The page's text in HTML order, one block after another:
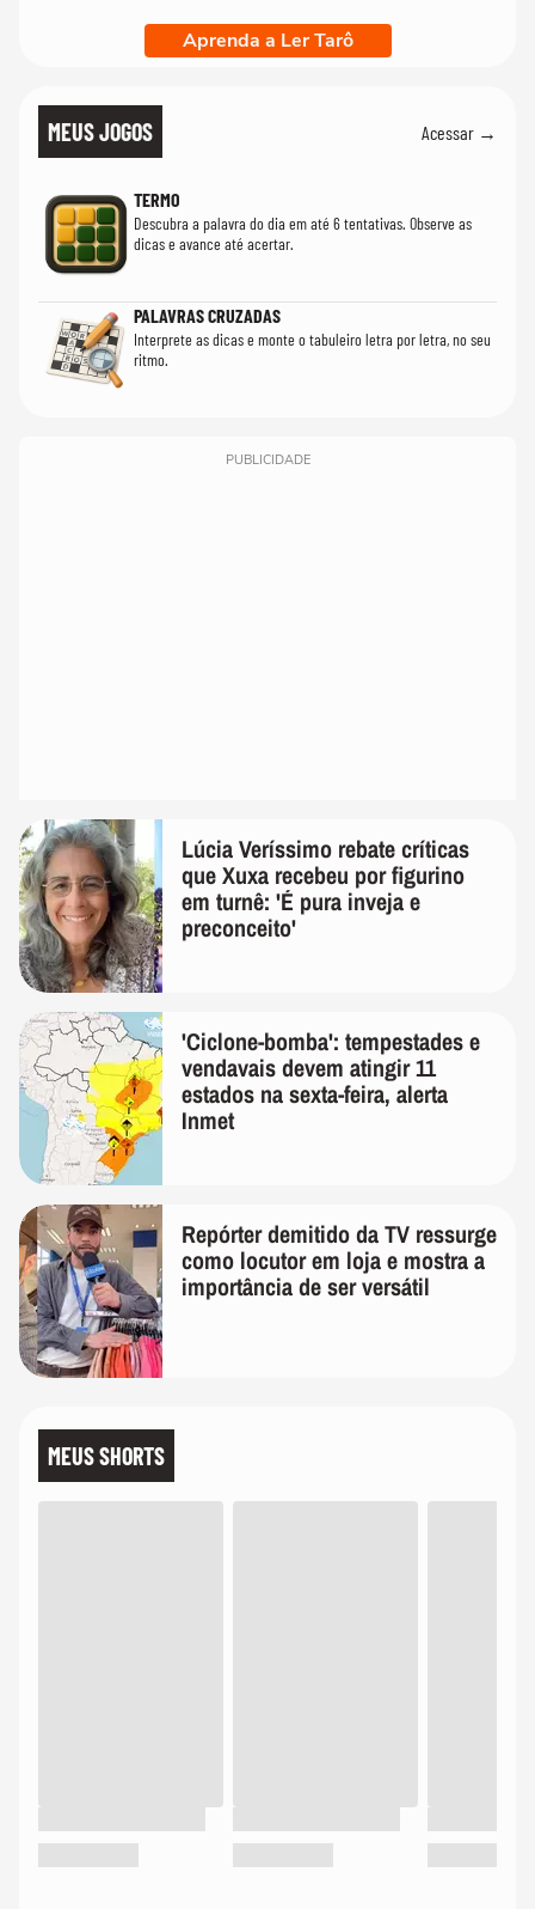
Aprenda a Ler Tarô
MEUS JOGOS Acessar →
TERMO
Descubra a palavra do dia em até 6 tentativas. Observe as
dicas e avance até acertar.
PALAVRAS CRUZADAS
Interprete as dicas e monte o tabuleiro letra por letra, no seu
ritmo.
PUBLICIDADE
Lúcia Veríssimo rebate críticas
que Xuxa recebeu por figurino
em turnê: 'É pura inveja e
preconceito'
'Ciclone-bomba': tempestades e
vendavais devem atingir 11
estados na sexta-feira, alerta
Inmet
Repórter demitido da TV ressurge
como locutor em loja e mostra a
importância de ser versátil
MEUS SHORTS